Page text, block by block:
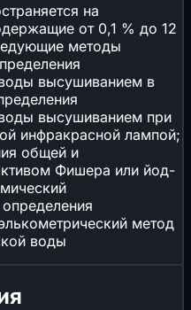
на
от 0,1 % до 12
методы
высушиванием в
высушиванием при
инфракрасной лампой;
общей и
Фишера или йод-
метод
воды